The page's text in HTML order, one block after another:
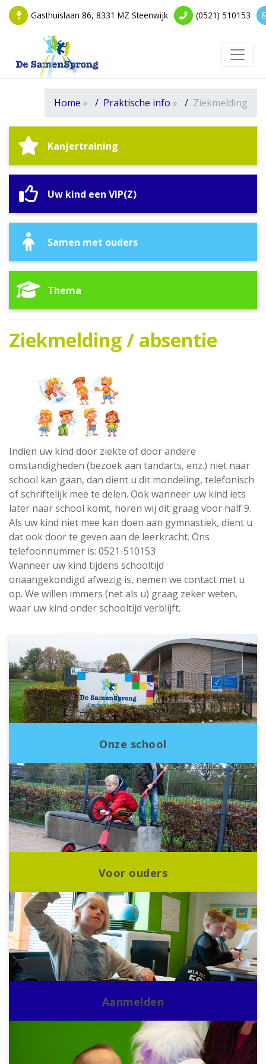
Gasthuislaan 86, 8331 MZ Steenwijk (0521) 510153
Home » Praktische info » Ziekmelding
Kanjertraining
Uw kind een VIP(Z)
Samen met ouders
Thema
Ziekmelding / absentie
Indien uw kind door ziekte of door andere
omstandigheden (bezoek aan tandarts, enz.) niet naar
school kan gaan, dan dient u dit mondeling, telefonisch
of schriftelijk mee te delen. Ook wanneer uw kind iets
later naar school komt, horen wij dit graag voor half 9.
Als uw kind niet mee kan doen aan gymnastiek, dient u
dat ook door te geven aan de leerkracht. Ons
telefoonnummer is: 0521-510153
Wanneer uw kind tijdens schooltijd
onaangekondigd afwezig is, nemen we contact met u
op. We willen immers (net als u) graag zeker weten,
waar uw kind onder schooltijd verblijft.
Onze school
Voor ouders
Aanmelden